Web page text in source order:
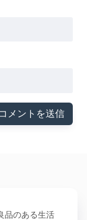
品のある生活